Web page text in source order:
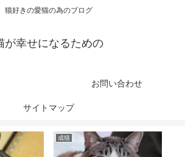
猫好きの愛猫の為のブログ
が幸せになるための
お問い合わせ
サイトマップ
成猫